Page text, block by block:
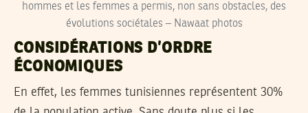
hommes et les femmes a permis, non sans obstacles, des
évolutions sociétales – Nawaat photos
CONSIDÉRATIONS D’ORDRE
ÉCONOMIQUES
En effet, les femmes tunisiennes représentent 30%